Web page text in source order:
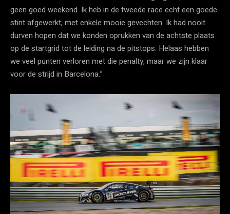
geen goed weekend. Ik heb in de tweede race echt een goede
stint afgewerkt, met enkele mooie gevechten. Ik had nooit
durven hopen dat we konden oprukken van de achtste plaats
op de startgrid tot de leiding na de pitstops. Helaas hebben
we veel punten verloren met die penalty, maar we zijn klaar
voor de strijd in Barcelona.”